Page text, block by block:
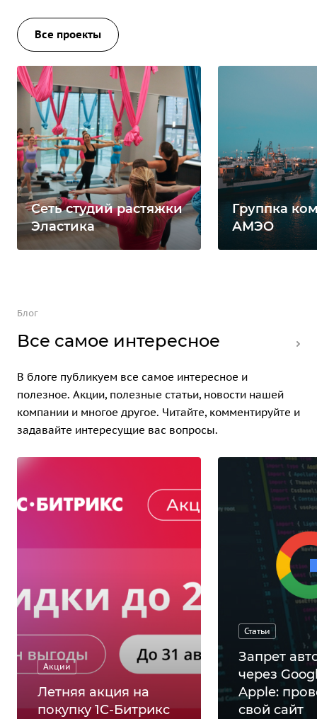
Все проекты
Сеть студий растяжки
Эластика
Группка
АМЭО
Блог
Все самое интересное
В блоге публикуем все самое интересное и
полезное. Акции, полезные статьи, новости нашей
компании и многое другое. Читайте, комментируйте и
задавайте интересущие вас вопросы.
Акции
Летняя акция на
покупку 1С-Битрикс
Статьи
Запрет
через
Apple:
свой сайт